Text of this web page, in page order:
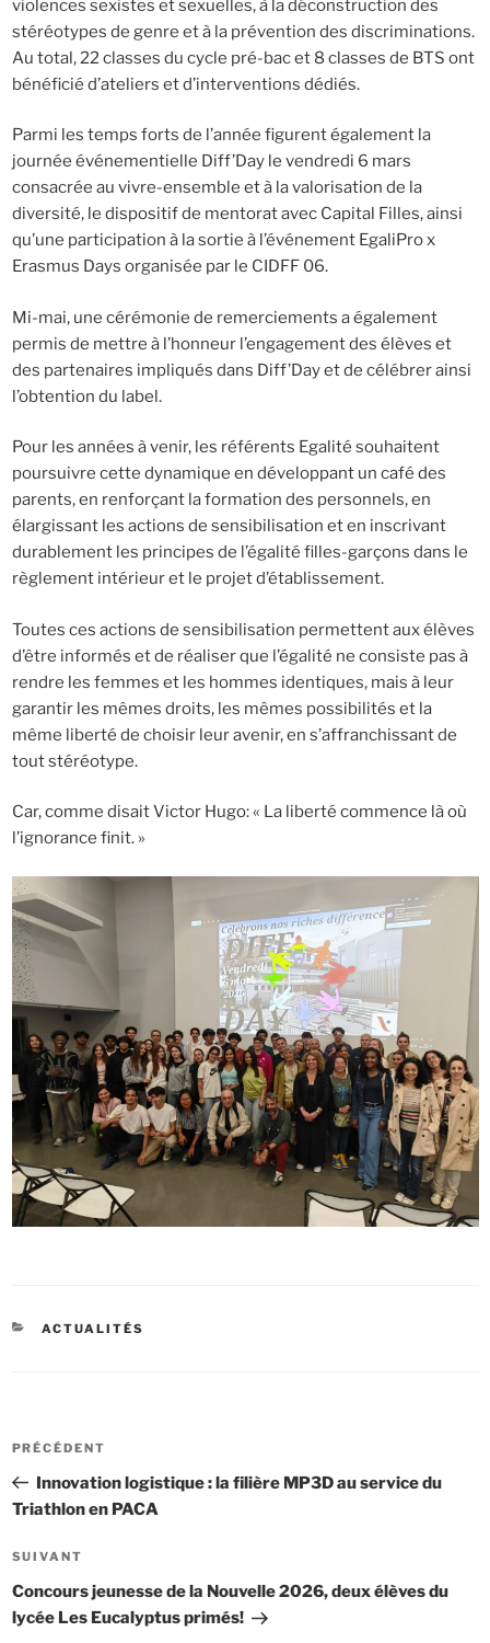
violences sexistes et sexuelles, à la déconstruction des
stéréotypes de genre et à la prévention des discriminations.
Au total, 22 classes du cycle pré-bac et 8 classes de BTS ont
bénéficié d’ateliers et d’interventions dédiés.
Parmi les temps forts de l’année figurent également la
journée événementielle Diff’Day le vendredi 6 mars
consacrée au vivre-ensemble et à la valorisation de la
diversité, le dispositif de mentorat avec Capital Filles, ainsi
qu’une participation à la sortie à l’événement EgaliPro x
Erasmus Days organisée par le CIDFF 06.
Mi-mai, une cérémonie de remerciements a également
permis de mettre à l’honneur l’engagement des élèves et
des partenaires impliqués dans Diff’Day et de célébrer ainsi
l’obtention du label.
Pour les années à venir, les référents Egalité souhaitent
poursuivre cette dynamique en développant un café des
parents, en renforçant la formation des personnels, en
élargissant les actions de sensibilisation et en inscrivant
durablement les principes de l’égalité filles-garçons dans le
règlement intérieur et le projet d’établissement.
Toutes ces actions de sensibilisation permettent aux élèves
d’être informés et de réaliser que l’égalité ne consiste pas à
rendre les femmes et les hommes identiques, mais à leur
garantir les mêmes droits, les mêmes possibilités et la
même liberté de choisir leur avenir, en s’affranchissant de
tout stéréotype.
Car, comme disait Victor Hugo: « La liberté commence là où
l’ignorance finit. »
CATÉGORIES
ACTUALITÉS
Navigation
l’article
Article
précédent
PRÉCÉDENT
Innovation logistique : la filière MP3D au service du
Triathlon en PACA
Article
suivant
SUIVANT
Concours jeunesse de la Nouvelle 2026, deux élèves du
lycée Les Eucalyptus primés!